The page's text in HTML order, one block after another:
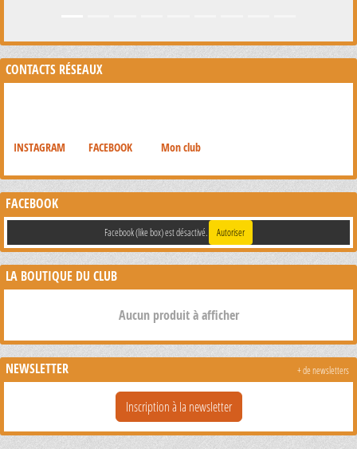
CONTACTS RÉSEAUX
INSTAGRAM FACEBOOK Mon club
FACEBOOK
Facebook (like box) est désactivé. Autoriser
LA BOUTIQUE DU CLUB
Aucun produit à afficher
NEWSLETTER
Inscription à la newsletter
+ de newsletters